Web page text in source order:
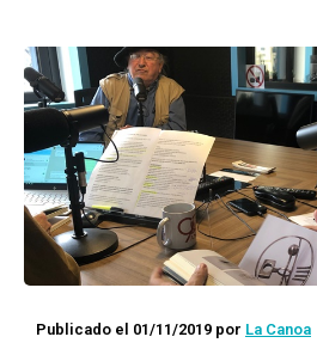
Publicado el 01/11/2019 por La Canoa